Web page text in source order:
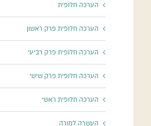
הערכה חלופית
הערכה חלופית פרק ראשון
הערכה חלופית פרק רביעי
הערכה חלופית פרק שישי
הערכה חלופית ראשי
העשרה למורה